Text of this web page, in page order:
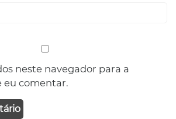
neste navegador para a
eu comentar.